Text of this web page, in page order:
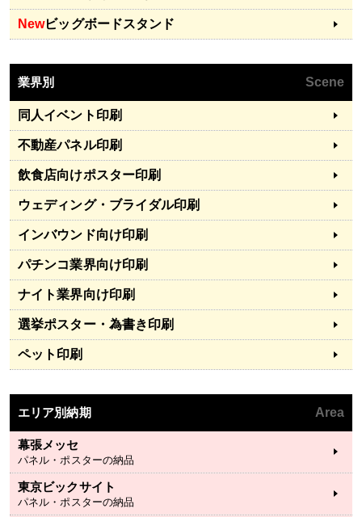
Newビッグボードスタンド
業界別 Scene
同人イベント印刷
不動産パネル印刷
飲食店向けポスター印刷
ウェディング・ブライダル印刷
インバウンド向け印刷
パチンコ業界向け印刷
ナイト業界向け印刷
選挙ポスター・為書き印刷
ペット印刷
エリア別納期 Area
幕張メッセ
パネル・ポスターの納品
東京ビックサイト
パネル・ポスターの納品